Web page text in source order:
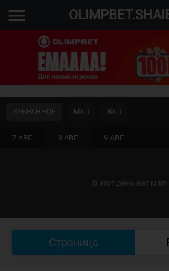
menu
7 АВГ. 8 АВГ. 9 АВГ.
ИЗБРАННОЕ МХЛ ВХЛ
В этот день нет
Страница